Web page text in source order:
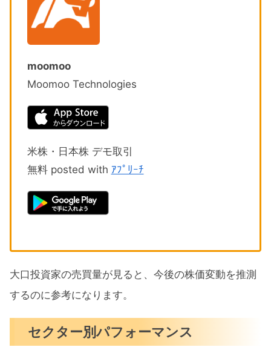
moomoo
Moomoo Technologies
米株・日本株 デモ取引
無料 posted with ｱﾌﾟﾘｰﾁ
大口投資家の売買量が見ると、今後の株価変動を推測
するのに参考になります。
セクター別パフォーマンス